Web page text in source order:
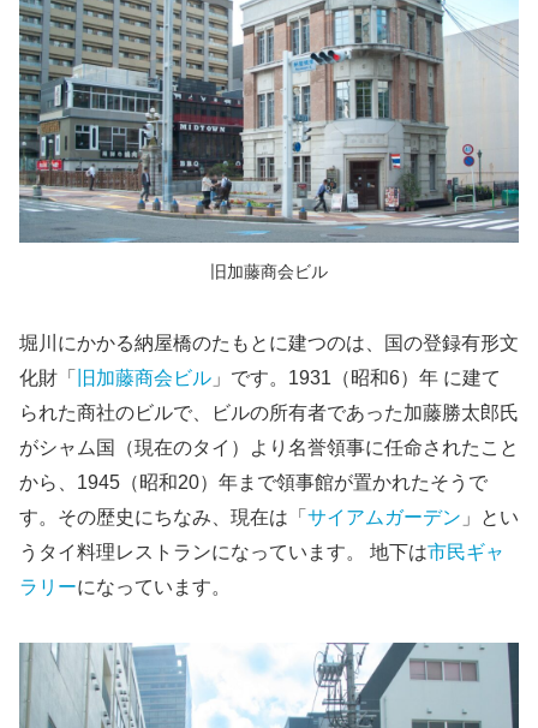
旧加藤商会ビル
堀川にかかる納屋橋のたもとに建つのは、国の登録有形文
化財「
旧加藤商会ビル 」です。1931（昭和6）年 に建て
られた商社のビルで、ビルの所有者であった加藤勝太郎氏
がシャム国（現在のタイ）より名誉領事に任命されたこと
から、1945（昭和20）年まで領事館が置かれたそうで
す。その歴史にちなみ、現在は「 サイアムガーデン 」とい
うタイ料理レストランになっています。 地下は市民ギャ
ラリーになっています。